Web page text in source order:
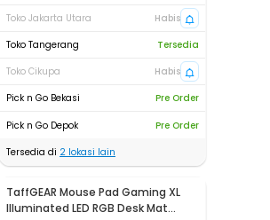
Toko Jakarta Utara
Habis
Toko Tangerang
Tersedia
Toko Cikupa
Habis
Pick n Go Bekasi
Pre Order
Pick n Go Depok
Pre Order
Tersedia di 2 lokasi lain
TaffGEAR Mouse Pad Gaming XL
Illuminated LED RGB Desk Mat